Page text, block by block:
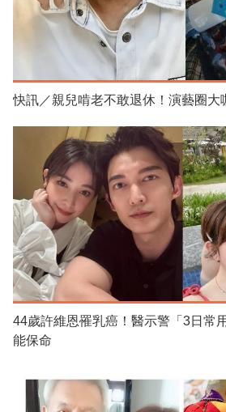
快訊／親兒啃老不敢退休！演藝圈大
44歲許維恩罹乳癌！醫示警「3日常
能保命